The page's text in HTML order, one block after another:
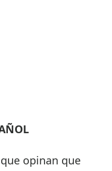
opinan que